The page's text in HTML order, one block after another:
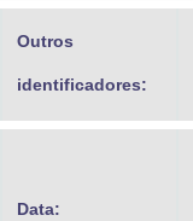
Outros
identificadores:
Data: